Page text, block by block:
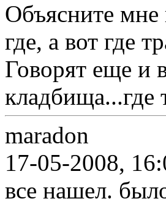
Объясните мне
где, а вот где
Говорят еще и
кладбища...где
maradon
17-05-2008,
все нашел.